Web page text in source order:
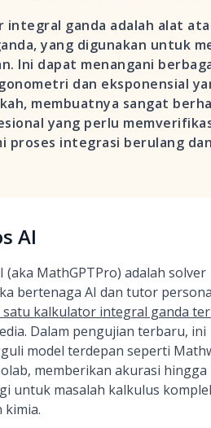
integral ganda adalah alat
yang digunakan untuk
Ini dapat menangani
dan eksponensial
membuatnya sangat
yang perlu
proses integrasi berulang
AI
(aka MathGPTPro) adalah solver
bertenaga AI dan tutor
satu kalkulator integral ganda
Dalam pengujian terbaru, ini
model terdepan seperti
memberikan akurasi hingga
untuk masalah kalkulus
kimia.